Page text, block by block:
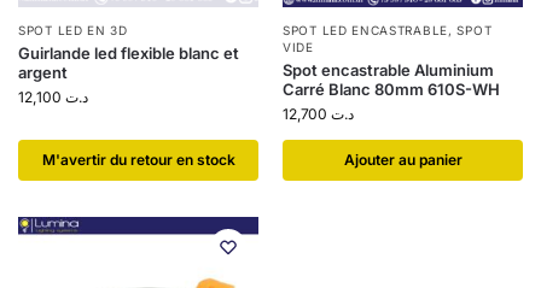
SPOT LED EN 3D
Guirlande led flexible blanc et
argent
د.ت
​M'avertir du retour en stock
SPOT LED ENCASTRABLE,SPOT
VIDE
Spot encastrable Aluminium
Carré Blanc 80mm 610S-WH
د.ت
Ajouter au panier